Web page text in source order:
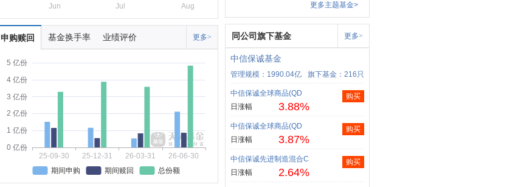
Jun Jul Aug
申购赎回 基金换手率 业绩评价 更多>
0 亿份
1 亿份
2 亿份
3 亿份
4 亿份
5 亿份
25-09-30 25-12-31 26-03-31
26-06-30
期间申购
期间赎回 总份额
更多主题基金>
同公司旗下基金 更多>
中信保诚基金
管理规模：1990.04亿 旗下基金：216只
中信保诚全球商品(QD
日涨幅
3.88%
购买
中信保诚全球商品(QD
日涨幅
3.87%
购买
中信保诚先进制造混合C
日涨幅
2.64%
购买